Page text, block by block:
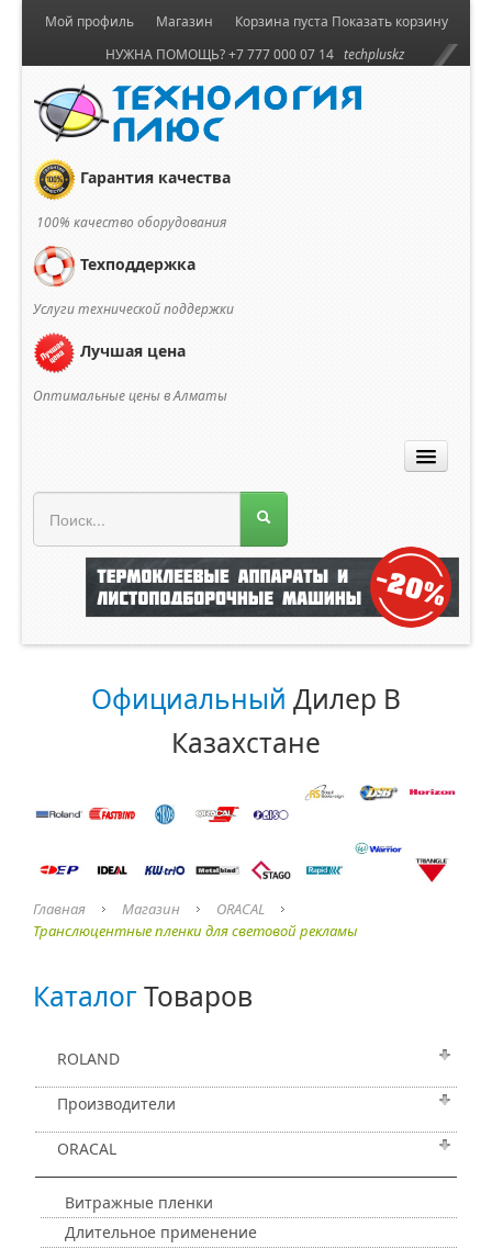
Корзина пуста Показать корзину
Мой профиль
Магазин
НУЖНА ПОМОЩЬ? +7 777 000 07 14 techpluskz
Гарантия качества
100% качество оборудования
Техподдержка
Услуги технической поддержки
Лучшая цена
Оптимальные цены в Алматы
Официальный Дилер В
Казахстане
Главная Магазин
ORACAL
Транслюцентные пленки для световой рекламы
КаталогТоваров
ROLAND
Производители
ORACAL
Витражные пленки
Длительное применение